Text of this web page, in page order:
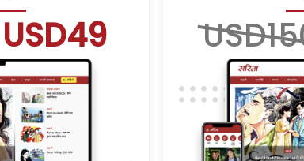
USD49